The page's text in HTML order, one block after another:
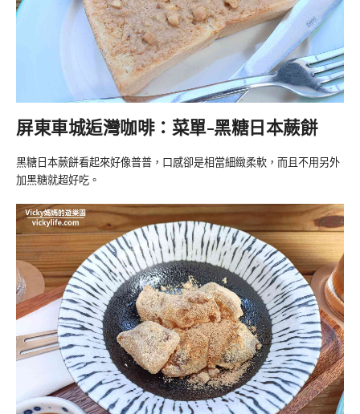
屏東車城逅灣咖啡：菜單-黑糖日本蕨餅
黑糖日本蕨餅看起來好像普普，口感卻是相當細緻柔軟，而且不用另外
加黑糖就超好吃。